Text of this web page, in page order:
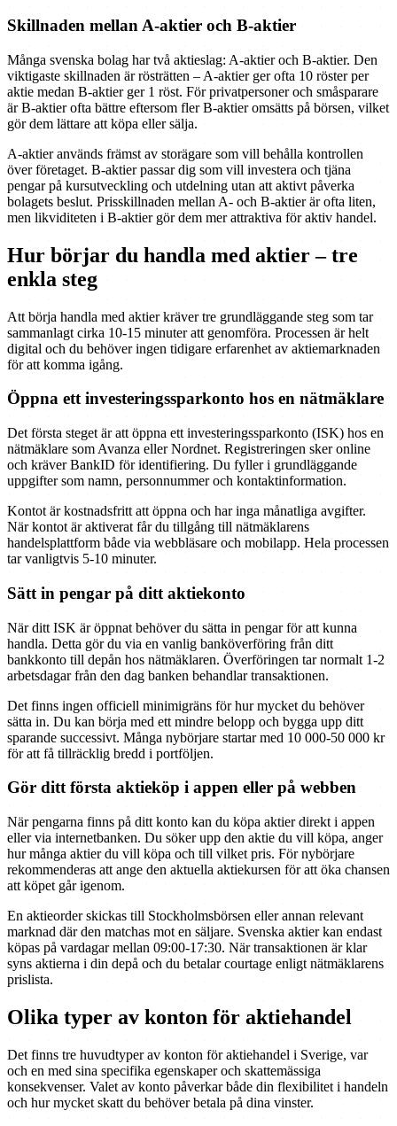
Skillnaden mellan A-aktier och B-aktier
Många svenska bolag har två aktieslag: A-aktier och B-aktier. Den
viktigaste skillnaden är rösträtten – A-aktier ger ofta 10 röster per
aktie medan B-aktier ger 1 röst. För privatpersoner och småsparare
är B-aktier ofta bättre eftersom fler B-aktier omsätts på börsen, vilket
gör dem lättare att köpa eller sälja.
A-aktier används främst av storägare som vill behålla kontrollen
över företaget. B-aktier passar dig som vill investera och tjäna
pengar på kursutveckling och utdelning utan att aktivt påverka
bolagets beslut. Prisskillnaden mellan A- och B-aktier är ofta liten,
men likviditeten i B-aktier gör dem mer attraktiva för aktiv handel.
Hur börjar du handla med aktier – tre
enkla steg
Att börja handla med aktier kräver tre grundläggande steg som tar
sammanlagt cirka 10-15 minuter att genomföra. Processen är helt
digital och du behöver ingen tidigare erfarenhet av aktiemarknaden
för att komma igång.
Öppna ett investeringssparkonto hos en nätmäklare
Det första steget är att öppna ett investeringssparkonto (ISK) hos en
nätmäklare som Avanza eller Nordnet. Registreringen sker online
och kräver BankID för identifiering. Du fyller i grundläggande
uppgifter som namn, personnummer och kontaktinformation.
Kontot är kostnadsfritt att öppna och har inga månatliga avgifter.
När kontot är aktiverat får du tillgång till nätmäklarens
handelsplattform både via webbläsare och mobilapp. Hela processen
tar vanligtvis 5-10 minuter.
Sätt in pengar på ditt aktiekonto
När ditt ISK är öppnat behöver du sätta in pengar för att kunna
handla. Detta gör du via en vanlig banköverföring från ditt
bankkonto till depån hos nätmäklaren. Överföringen tar normalt 1-2
arbetsdagar från den dag banken behandlar transaktionen.
Det finns ingen officiell minimigräns för hur mycket du behöver
sätta in. Du kan börja med ett mindre belopp och bygga upp ditt
sparande successivt. Många nybörjare startar med 10 000-50 000 kr
för att få tillräcklig bredd i portföljen.
Gör ditt första aktieköp i appen eller på webben
När pengarna finns på ditt konto kan du köpa aktier direkt i appen
eller via internetbanken. Du söker upp den aktie du vill köpa, anger
hur många aktier du vill köpa och till vilket pris. För nybörjare
rekommenderas att ange den aktuella aktiekursen för att öka chansen
att köpet går igenom.
En aktieorder skickas till Stockholmsbörsen eller annan relevant
marknad där den matchas mot en säljare. Svenska aktier kan endast
köpas på vardagar mellan 09:00-17:30. När transaktionen är klar
syns aktierna i din depå och du betalar courtage enligt nätmäklarens
prislista.
Olika typer av konton för aktiehandel
Det finns tre huvudtyper av konton för aktiehandel i Sverige, var
och en med sina specifika egenskaper och skattemässiga
konsekvenser. Valet av konto påverkar både din flexibilitet i handeln
och hur mycket skatt du behöver betala på dina vinster.